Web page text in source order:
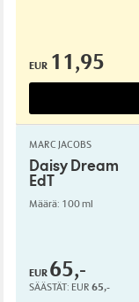
EUR 11,95
MARC JACOBS
Daisy Dream
EdT
Määrä: 100 ml
EUR 65,-
SÄÄSTÄT: EUR 65,-